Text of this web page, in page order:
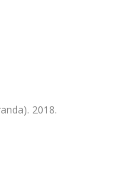
2018.